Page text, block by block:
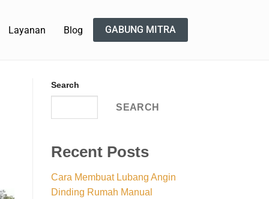
Layanan Blog GABUNG MITRA
Search
SEARCH
Recent Posts
Cara Membuat Lubang Angin
Dinding Rumah Manual